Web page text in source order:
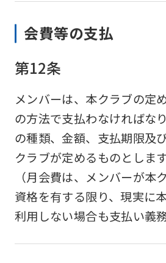
会費等の支払
第12条
メンバーは、本クラブの定
の方法で支払わなければな
の種類、金額、支払期限及
クラブが定めるものとします
（月会費は、メンバーが本
資格を有する限り、現実に
利用しない場合も支払い義